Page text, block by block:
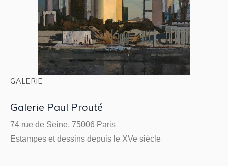
GALERIE
Galerie Paul Prouté
74 rue de Seine, 75006 Paris
Estampes et dessins depuis le XVe siècle